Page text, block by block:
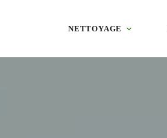
NETTOYAGE